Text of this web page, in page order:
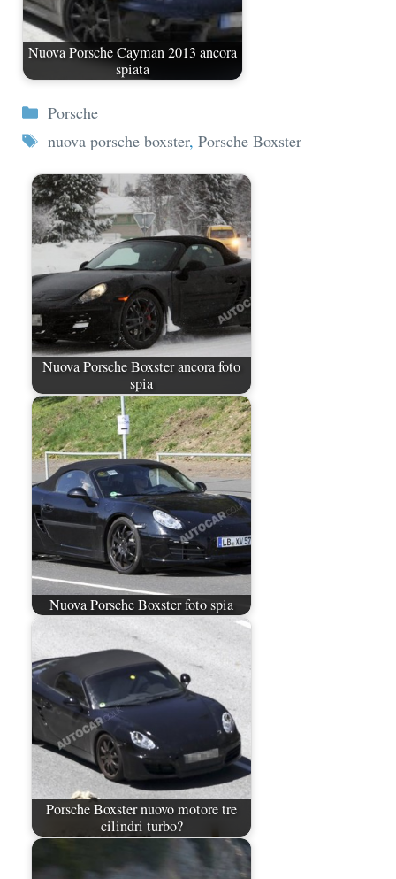
Nuova Porsche Cayman 2013 ancora
spiata
Categorie
Porsche
Tag
nuova porsche boxster, Porsche Boxster
Nuova Porsche Boxster ancora foto
spia
Nuova Porsche Boxster foto spia
Porsche Boxster nuovo motore tre
cilindri turbo?